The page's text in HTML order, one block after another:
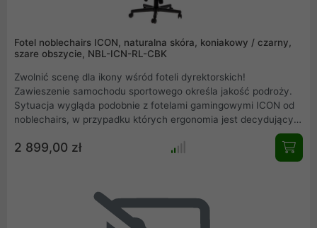
Fotel noblechairs ICON, naturalna skóra, koniakowy / czarny,
szare obszycie, NBL-ICN-RL-CBK
Zwolnić scenę dla ikony wśród foteli dyrektorskich!
Zawieszenie samochodu sportowego określa jakość podroży.
Sytuacja wygląda podobnie z fotelami gamingowymi ICON od
noblechairs, w przypadku których ergonomia jest decydującym
czynnikiem. Umiejętne połączenie najwyższej klasy naturalnej
skóry, niemieckiej inżynierii i doskonałej ergonomii sprawia, że
noblechairs ICON jest najlepszym wyborem pośród foteli do
2 899,00 zł